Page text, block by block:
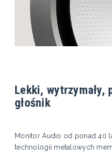
Lekki, wytrzymały,
głośnik
Monitor Audio od ponad 40
technologii metalowych